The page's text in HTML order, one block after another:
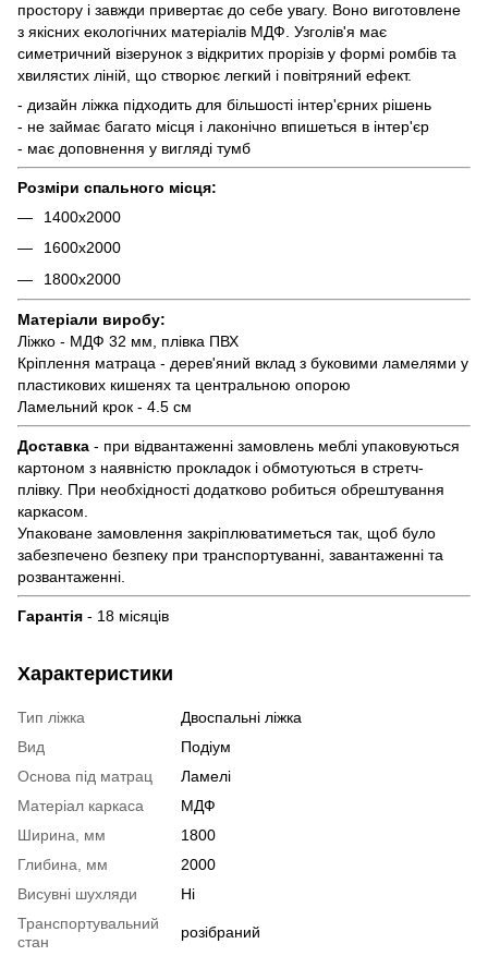
простору і завжди привертає до себе увагу. Воно виготовлене
з якісних екологічних матеріалів МДФ. Узголів'я має
симетричний візерунок з відкритих прорізів у формі ромбів та
хвилястих ліній, що створює легкий і повітряний ефект.
- дизайн ліжка підходить для більшості інтер'єрних рішень
- не займає багато місця і лаконічно впишеться в інтер'єр
- має доповнення у вигляді тумб
Розміри спального місця:
1400х2000
1600х2000
1800х2000
Матеріали виробу:
Ліжко - МДФ 32 мм, плівка ПВХ
Кріплення матраца - дерев'яний вклад з буковими ламелями у
пластикових кишенях та центральною опорою
Ламельний крок - 4.5 см
Доставка - при відвантаженні замовлень меблі упаковуються
картоном з наявністю прокладок і обмотуються в стретч-
плівку. При необхідності додатково робиться обрештування
каркасом.
Упаковане замовлення закріплюватиметься так, щоб було
забезпечено безпеку при транспортуванні, завантаженні та
розвантаженні.
Гарантія - 18 місяців
Характеристики
Тип ліжка
Двоспальні ліжка
Вид
Подіум
Основа під матрац
Ламелі
Матеріал каркаса
МДФ
Ширина, мм
1800
Глибина, мм
2000
Висувні шухляди
Ні
Транспортувальний
стан
розібраний